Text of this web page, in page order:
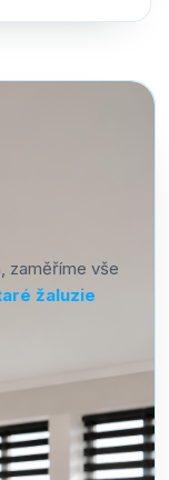
zaměříme vše
žaluzie